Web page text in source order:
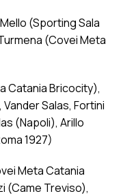
(Sporting Sala
(Covei Meta
Catania Bricocity),
Salas, Fortini
(Napoli), Arillo
1927)
Meta Catania
(Came Treviso),